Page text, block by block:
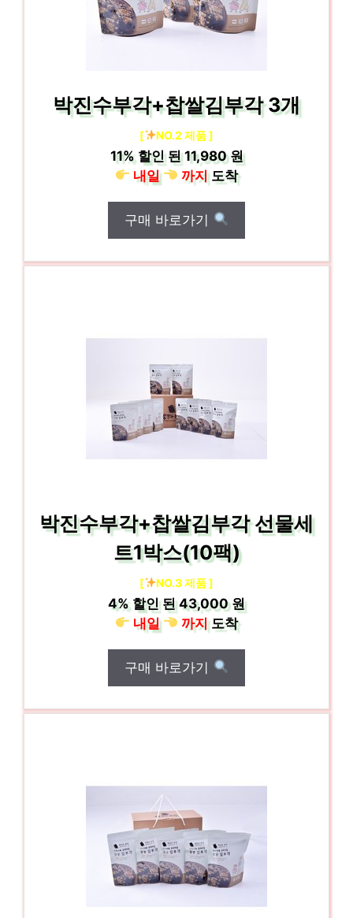
박진수부각+찹쌀김부각 3개
[ NO.2 제품 ]
11%할인 된11,980 원
내일
까지도착
구매 바로가기
박진수부각+찹쌀김부각 선물세
트1박스(10팩)
[ NO.3 제품 ]
4% 할인 된43,000 원
내일
까지도착
구매 바로가기